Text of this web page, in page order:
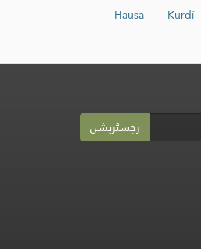
Kurdî
Hausa
رجسٹریشن